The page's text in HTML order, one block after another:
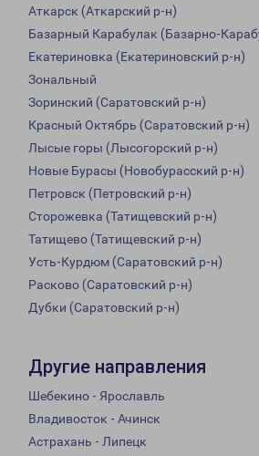
Аткарск (Аткарский р-н)
Базарный Карабулак (Базарно-
Екатериновка (Екатериновский р-н)
Зональный
Зоринский (Саратовский р-н)
Красный Октябрь (Саратовский р-н)
Лысые горы (Лысогорский р-н)
Новые Бурасы (Новобурасский р-н)
Петровск (Петровский р-н)
Сторожевка (Татищевский р-н)
Татищево (Татищевский р-н)
Усть-Курдюм (Саратовский р-н)
Расково (Саратовский р-н)
Дубки (Саратовский р-н)
Другие направления
Шебекино - Ярославль
Владивосток - Ачинск
Астрахань - Липецк